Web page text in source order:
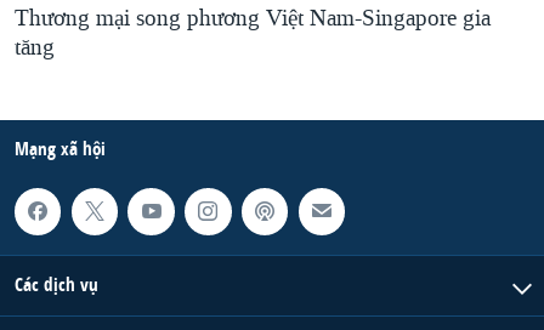
Thương mại song phương Việt Nam-Singapore gia
tăng
Mạng xã hội
Các dịch vụ